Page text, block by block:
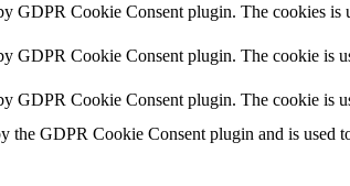
GDPR Cookie Consent plugin. The cookies is
GDPR Cookie Consent plugin. The cookie is
GDPR Cookie Consent plugin. The cookie is
the GDPR Cookie Consent plugin and is used